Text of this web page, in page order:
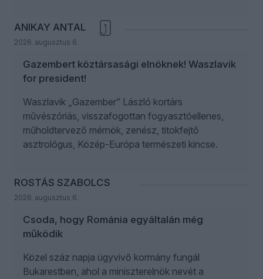
ANIKAY ANTAL
2026. augusztus 6.
1
Gazembert köztársasági elnöknek! Waszlavik
for president!
Waszlavik „Gazember” László kortárs
művészóriás, visszafogottan fogyasztóellenes,
műholdtervező mérnök, zenész, titokfejtő
asztrológus, Közép-Európa természeti kincse.
ROSTÁS SZABOLCS
2026. augusztus 6.
Csoda, hogy Románia egyáltalán még
működik
Közel száz napja ügyvivő kormány fungál
Bukarestben, ahol a miniszterelnök nevét a